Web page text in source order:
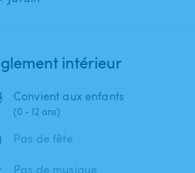
intérieur
Convient aux enfants
(0 - 12 ans)
Pas de fête
Pas de musique